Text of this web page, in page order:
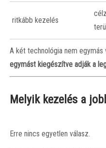
ritkább kezelés
A két technológia nem
egymást kiegészítve adják a
Melyik kezelés a
Erre nincs egyetlen válasz.